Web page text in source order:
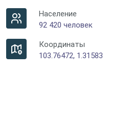
Население
92 420 человек
Координаты
103.76472, 1.31583